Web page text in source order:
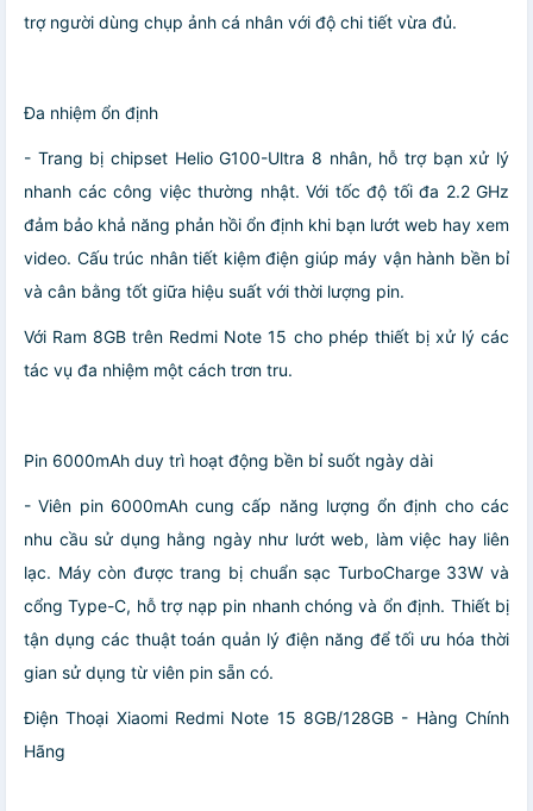
trợ người dùng chụp ảnh cá nhân với độ chi tiết vừa đủ.
Đa nhiệm ổn định
- Trang bị chipset Helio G100-Ultra 8 nhân, hỗ trợ bạn xử lý
nhanh các công việc thường nhật. Với tốc độ tối đa 2.2 GHz
đảm bảo khả năng phản hồi ổn định khi bạn lướt web hay xem
video. Cấu trúc nhân tiết kiệm điện giúp máy vận hành bền bỉ
và cân bằng tốt giữa hiệu suất với thời lượng pin.
Với Ram 8GB trên Redmi Note 15 cho phép thiết bị xử lý các
tác vụ đa nhiệm một cách trơn tru.
Pin 6000mAh duy trì hoạt động bền bỉ suốt ngày dài
- Viên pin 6000mAh cung cấp năng lượng ổn định cho các
nhu cầu sử dụng hằng ngày như lướt web, làm việc hay liên
lạc. Máy còn được trang bị chuẩn sạc TurboCharge 33W và
cổng Type-C, hỗ trợ nạp pin nhanh chóng và ổn định. Thiết bị
tận dụng các thuật toán quản lý điện năng để tối ưu hóa thời
gian sử dụng từ viên pin sẵn có.
Điện Thoại Xiaomi Redmi Note 15 8GB/128GB - Hàng Chính
Hãng